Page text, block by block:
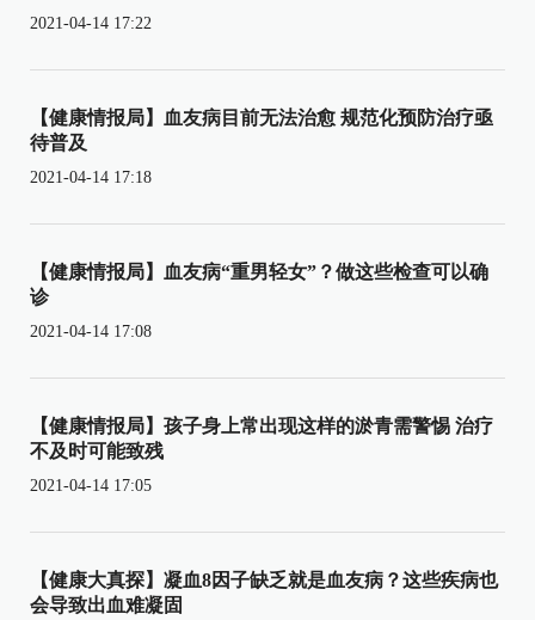
2021-04-14 17:22
【健康情报局】血友病目前无法治愈 规范化预防治疗亟
待普及
2021-04-14 17:18
【健康情报局】血友病“重男轻女”？做这些检查可以确
诊
2021-04-14 17:08
【健康情报局】孩子身上常出现这样的淤青需警惕 治疗
不及时可能致残
2021-04-14 17:05
【健康大真探】凝血8因子缺乏就是血友病？这些疾病也
会导致出血难凝固